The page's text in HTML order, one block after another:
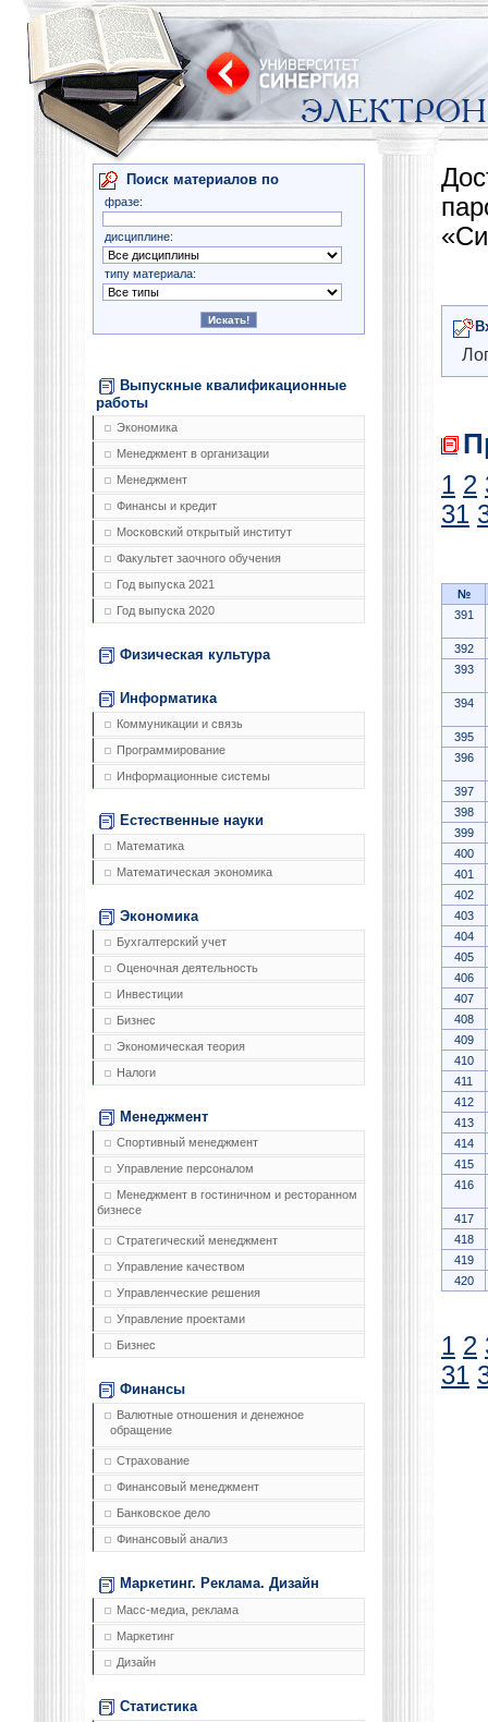
Поиск материалов по
фразе:
дисциплине:
типу материала:
Выпускные квалификационные
работы
Экономика
Менеджмент в организации
Менеджмент
Финансы и кредит
Московский открытый институт
Факультет заочного обучения
Год выпуска 2021
Год выпуска 2020
Физическая культура
Информатика
Коммуникации и связь
Программирование
Информационные системы
Естественные науки
Математика
Математическая экономика
Экономика
Бухгалтерский учет
Оценочная деятельность
Инвестиции
Бизнес
Экономическая теория
Налоги
Менеджмент
Спортивный менеджмент
Управление персоналом
Менеджмент в гостиничном и ресторанном
бизнесе
Стратегический менеджмент
Управление качеством
Управленческие решения
Управление проектами
Бизнес
Финансы
Валютные отношения и денежное
обращение
Страхование
Финансовый менеджмент
Банковское дело
Финансовый анализ
Маркетинг. Реклама. Дизайн
Масс-медиа, реклама
Маркетинг
Дизайн
Статистика
1 2
31
№
391
392
393
394
395
396
397
398
399
400
401
402
403
404
405
406
407
408
409
410
411
412
413
414
415
416
417
418
419
420
1 2
31